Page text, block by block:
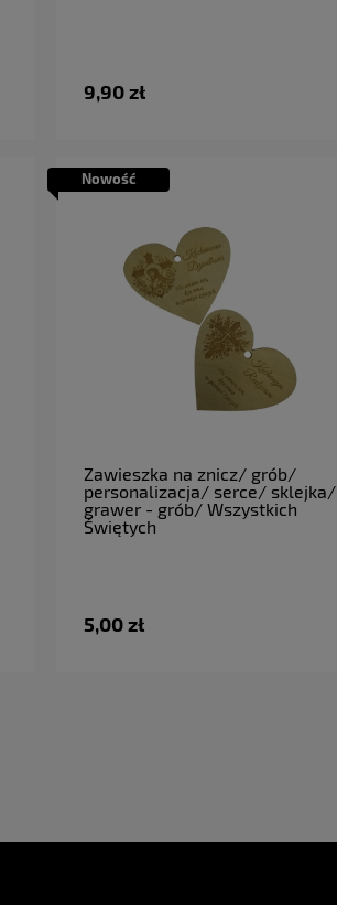
9,90 zł
Zawieszka na znicz/ grób/
personalizacja/ serce/ sklejka/
grawer - grób/ Wszystkich
Świętych
5,00 zł
Nowość